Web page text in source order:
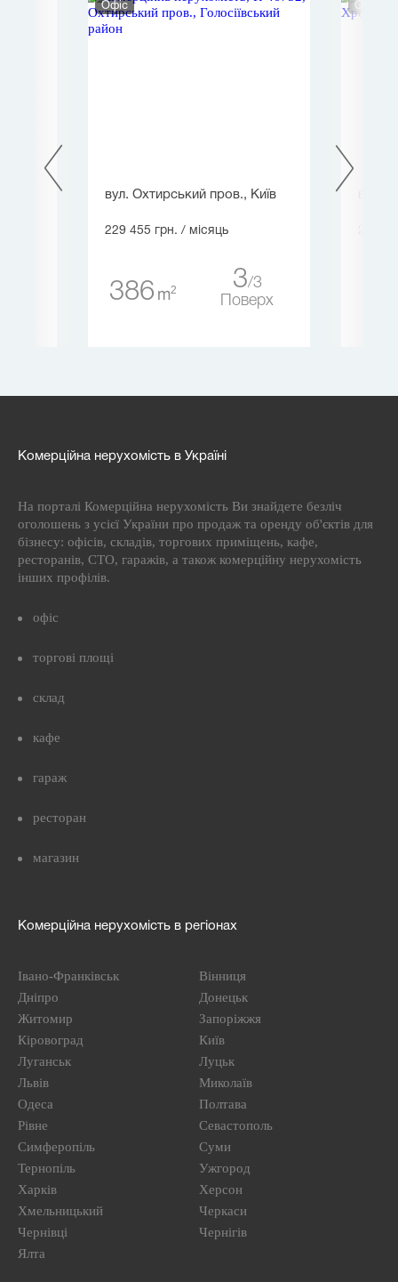
Офіс
вул. Охтирський пров., Київ
229 455 грн. / місяць
386 m2 3 3
Поверх
Офіс
Комерційна нерухомість в Україні
На порталі Комерційна нерухомість Ви знайдете безліч
оголошень з усієї України про продаж та оренду об'єктів для
бізнесу: офісів, складів, торгових приміщень, кафе,
ресторанів, СТО, гаражів, а також комерційну нерухомість
інших профілів.
офіс
торгові площі
склад
кафе
гараж
ресторан
магазин
Комерційна нерухомість в регіонах
Івано-Франківськ
Вінниця
Дніпро
Донецьк
Житомир
Запоріжжя
Кіровоград
Київ
Луганськ
Луцьк
Львів
Миколаїв
Одеса
Полтава
Рівне
Севастополь
Симферопіль
Суми
Тернопіль
Ужгород
Харків
Херсон
Хмельницький
Черкаси
Чернівці
Чернігів
Ялта